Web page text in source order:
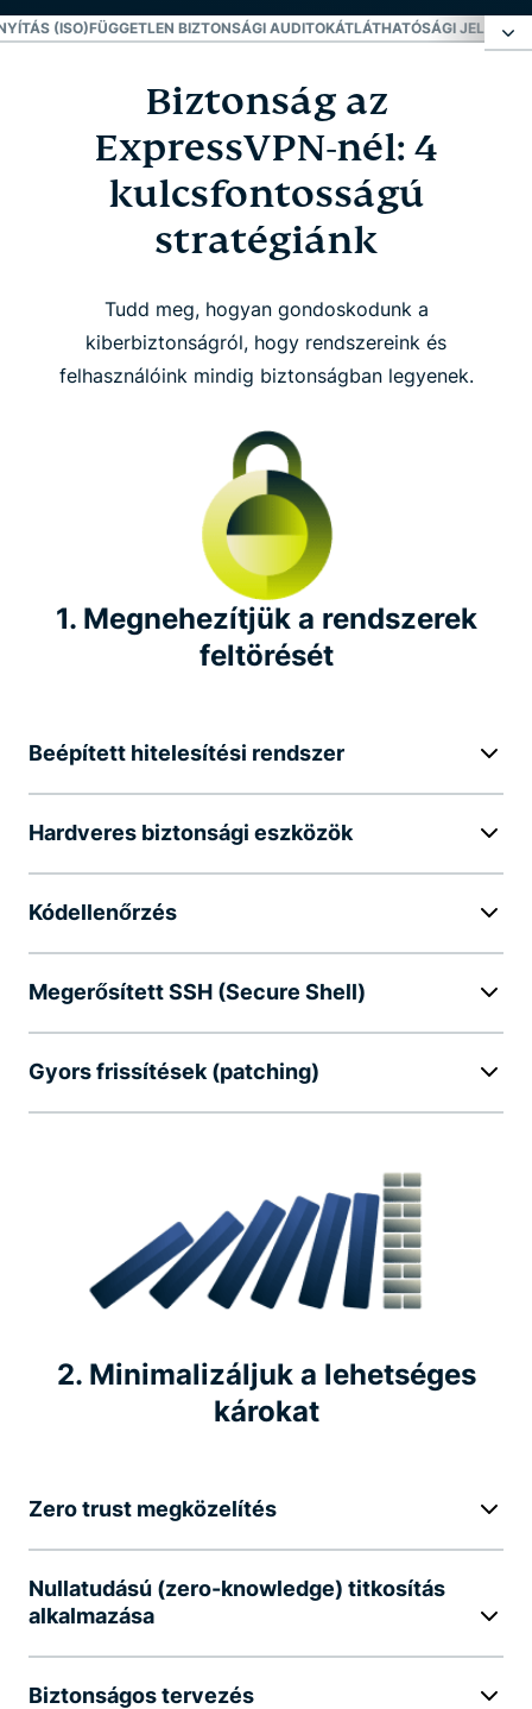
(ISO)FÜGGETLEN BIZTONSÁGI AUDITOKÁTLÁTHATÓSÁGI JELENTÉS
Biztonság az ExpressVPN-nél: 4 kulcsfontosságú
Innováció
Független biztonsági auditok
Hibavadász program
Iparági vezető szerep
Kiemelt adatvédelmi kezdeményezések
Biztonság az
ExpressVPN-nél: 4
kulcsfontosságú
stratégiánk
Tudd meg, hogyan gondoskodunk a
kiberbiztonságról, hogy rendszereink és
felhasználóink mindig biztonságban legyenek.
1. Megnehezítjük a rendszerek
feltörését
Beépített hitelesítési rendszer
Hardveres biztonsági eszközök
Kódellenőrzés
Megerősített SSH (Secure Shell)
Gyors frissítések (patching)
2. Minimalizáljuk a lehetséges
károkat
Zero trust megközelítés
Nullatudású (zero-knowledge) titkosítás
alkalmazása
Biztonságos tervezés